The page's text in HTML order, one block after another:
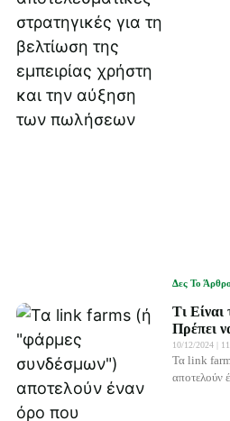
Δες Το
Τι Είναι
Πρέπει
10/12/2024
Τα link
αποτελούν